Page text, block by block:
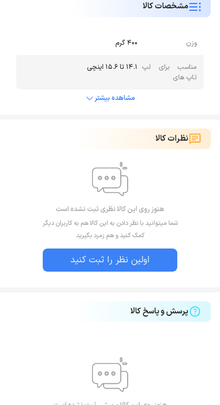
مشخصات کالا
وزن ۴۰۰ گرم
مناسب برای لپ
تاپ های
۱۴.۱ تا ۱۵.۶ اینچی
مشاهده بیشتر
نظرات کالا
هنوز روی این کالا نظری ثبت نشده است
شما میتوانید با نظر دادن به این کالا هم به کاربران دیگر
کمک کنید و هم زمرد بگیرید
اولین نظر را ثبت کنید
پرسش و پاسخ کالا